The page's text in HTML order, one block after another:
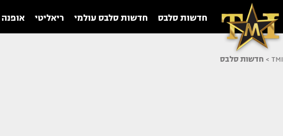
חדשות סלבס חדשות סלבס עולמי ריאליטי אופנה TMF
TMI
> חדשות סלבס